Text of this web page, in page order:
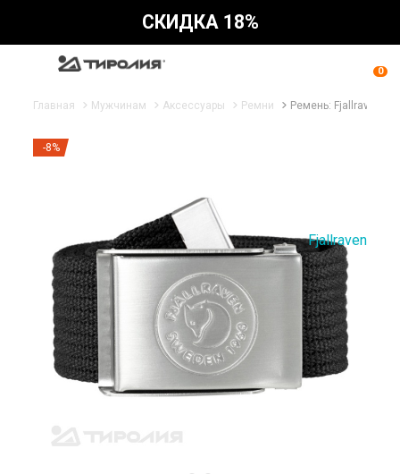
СКИДКА 18%
0
Главная Мужчинам Аксессуары Ремни Ремень: Fjallraven
-8%
Fjallraven